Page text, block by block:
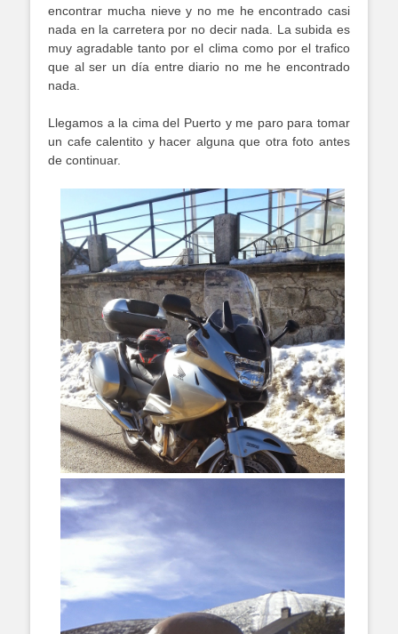
encontrar mucha nieve y no me he encontrado casi
nada en la carretera por no decir nada. La subida es
muy agradable tanto por el clima como por el trafico
que al ser un día entre diario no me he encontrado
nada.
Llegamos a la cima del Puerto y me paro para tomar
un cafe calentito y hacer alguna que otra foto antes
de continuar.